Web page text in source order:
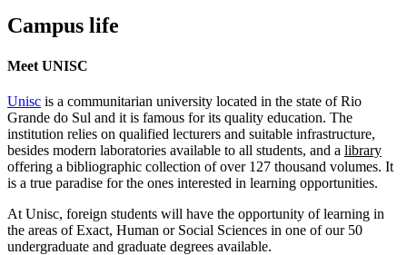
Campus life
Meet UNISC
Unisc is a communitarian university located in the state of Rio
Grande do Sul and it is famous for its quality education. The
institution relies on qualified lecturers and suitable infrastructure,
besides modern laboratories available to all students, and a library
offering a bibliographic collection of over 127 thousand volumes. It
is a true paradise for the ones interested in learning opportunities.
At Unisc, foreign students will have the opportunity of learning in
the areas of Exact, Human or Social Sciences in one of our 50
undergraduate and graduate degrees available.